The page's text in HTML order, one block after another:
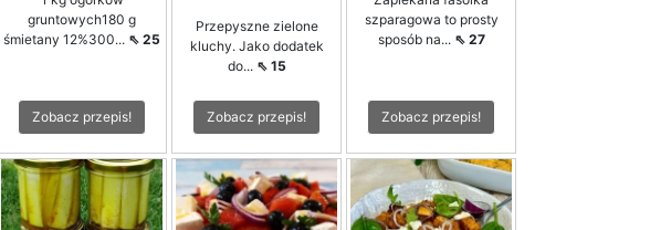
gruntowych180 g
śmietany 12%300... ⇖ 25
Zobacz przepis!
Przepyszne zielone
kluchy. Jako dodatek
do... ⇖ 15
Zobacz przepis!
szparagowa to prosty
sposób na... ⇖ 27
Zobacz przepis!